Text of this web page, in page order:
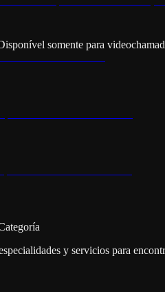
somente para
y servicios para